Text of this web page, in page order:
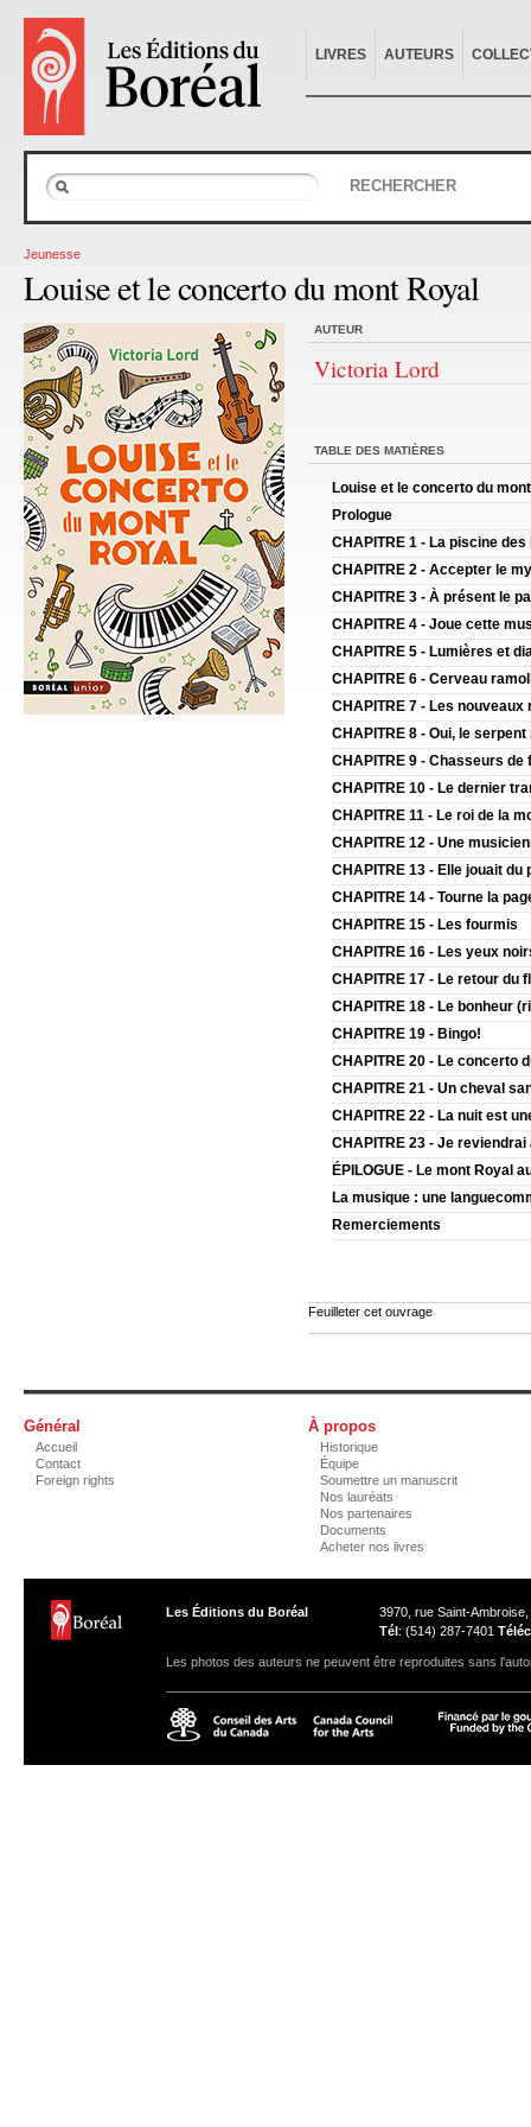
LIVRES AUTEURS
RECHERCHER
Jeunesse
Louise et le concerto du mont Royal
AUTEUR
Victoria Lord
TABLE DES MATIÈRES
Louise et le concerto du
Prologue
CHAPITRE 1 - La piscine
CHAPITRE 2 - Accepter le
CHAPITRE 3 - À présent le
CHAPITRE 4 - Joue cette
CHAPITRE 5 - Lumières et
CHAPITRE 6 - Cerveau
CHAPITRE 7 - Les nouveaux
CHAPITRE 8 - Oui, le
CHAPITRE 9 - Chasseurs de
CHAPITRE 10 - Le dernier
CHAPITRE 11 - Le roi de la
CHAPITRE 12 - Une
CHAPITRE 13 - Elle jouait du
CHAPITRE 14 - Tourne la
CHAPITRE 15 - Les fourmis
CHAPITRE 16 - Les yeux
CHAPITRE 17 - Le retour du
CHAPITRE 18 - Le bonheur
CHAPITRE 19 - Bingo!
CHAPITRE 20 - Le concerto
CHAPITRE 21 - Un cheval
CHAPITRE 22 - La nuit est
CHAPITRE 23 - Je reviendrai
ÉPILOGUE - Le mont Royal
La musique : une
Remerciements
Feuilleter cet ouvrage
Général
Accueil
Contact
Foreign rights
À propos
Historique
Équipe
Soumettre un manuscrit
Nos lauréats
Nos partenaires
Documents
Acheter nos livres
Les Éditions du Boréal
3970, rue Saint-
Tél: (514) 287-7401 Téléc
Les photos des auteurs ne peuvent être reproduites sans